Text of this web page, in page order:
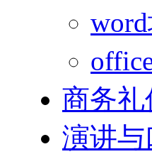
word
商务礼
演讲与